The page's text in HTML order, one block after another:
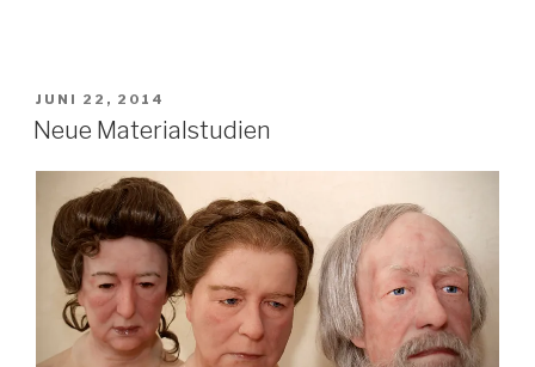
VERÖFFENTLICHT
AM
JUNI 22, 2014
Neue Materialstudien